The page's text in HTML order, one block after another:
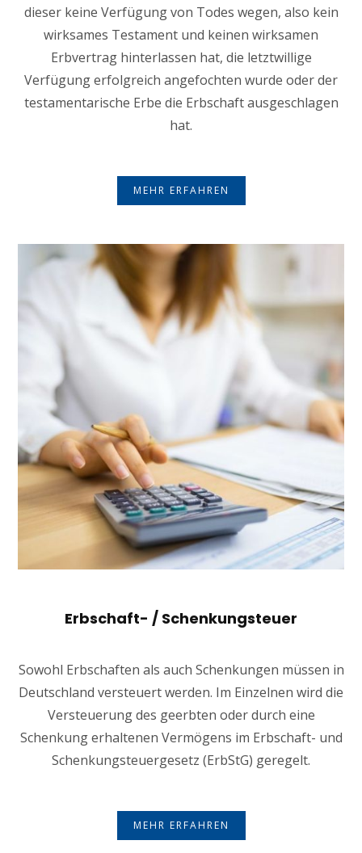
dieser keine Verfügung von Todes wegen, also kein
wirksames Testament und keinen wirksamen
Erbvertrag hinterlassen hat, die letztwillige
Verfügung erfolgreich angefochten wurde oder der
testamentarische Erbe die Erbschaft ausgeschlagen
hat.
MEHR ERFAHREN
Erbschaft- / Schenkungsteuer
Sowohl Erbschaften als auch Schenkungen müssen in
Deutschland versteuert werden. Im Einzelnen wird die
Versteuerung des geerbten oder durch eine
Schenkung erhaltenen Vermögens im Erbschaft- und
Schenkungsteuergesetz (ErbStG) geregelt.
MEHR ERFAHREN